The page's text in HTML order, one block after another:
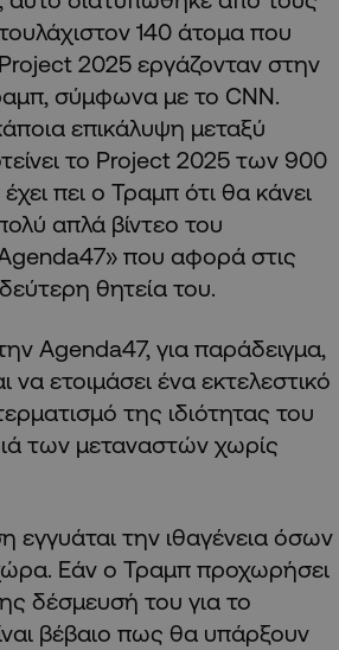
140 άτομα που
2025 εργάζονταν στην
σύμφωνα με το CNN.
επικάλυψη μεταξύ
το Project 2025 των 900
πει ο Τραμπ ότι θα κάνει
απλά βίντεο του
που αφορά στις
θητεία του.
Agenda47, για παράδειγμα,
ετοιμάσει ένα εκτελεστικό
της ιδιότητας του
των μεταναστών χωρίς
εγγυάται την ιθαγένεια όσων
Εάν ο Τραμπ προχωρήσει
δέσμευσή του για το
βέβαιο πως θα υπάρξουν